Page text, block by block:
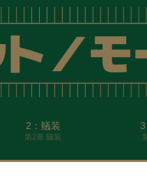
2：艤装
第2章 艤装